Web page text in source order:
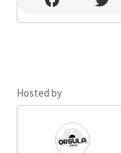
Hosted by